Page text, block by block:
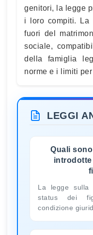
genitori, la legge
i loro compiti. La
fuori del
sociale,
della famiglia
norme e i limiti
LEGGI
Quali
La legge sulla
status dei
condizione